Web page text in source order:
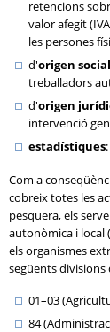
retencions
valor afegit
les persones
d'origen social
treballadors
d'origen
intervenció
estadístiques
Com a
cobreix totes les
pesquera, els
autonòmica i local
els organismes
següents divisions
01–03
84